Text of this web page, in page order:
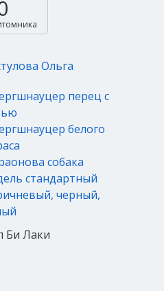
Ольга
перец с
белого
собака
стандартный
черный,
Би Лаки